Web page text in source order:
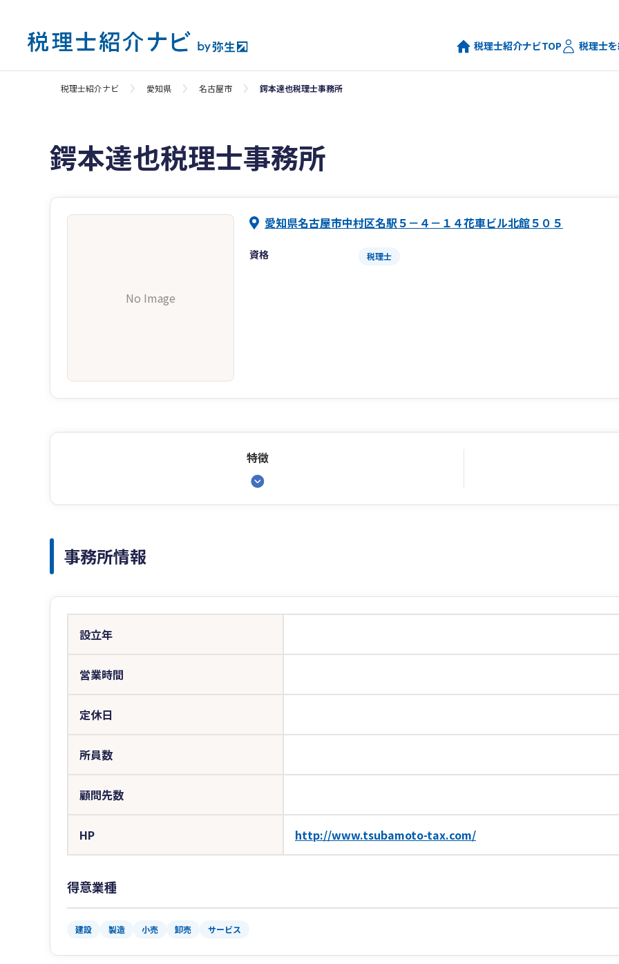
税理士紹介ナビTOP 税理士
税理士紹介ナビ 愛知県 名古屋市 鍔本達也税理士事務所
鍔本達也税理士事務所
No Image
愛知県名古屋市中村区名駅５－４－１４花車ビル北館５０５
資格 税理士
特徴
事務所情報
設立年
営業時間
定休日
所員数
顧問先数
HP http://www.tsubamoto-tax.com/
得意業種
建設 製造 小売 卸売 サービス